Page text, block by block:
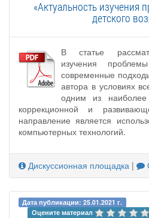
«Актуальность изучения
детского
В статье
изучения
современные
автора в условиях
одним из наиболее
коррекционной и
направление является
компьютерных технологий.
Дискуссионная площадка |
Дата публикации: 25.01.2021 г.
Оцените материал